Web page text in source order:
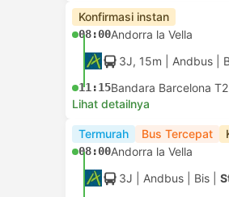
Konfirmasi instan
08:00Andorra la Vella
3J, 15m | Andbus
11:15Bandara Barcelona T2
Lihat detailnya
Termurah Bus Tercepat
08:00Andorra la Vella
3J | Andbus Bis